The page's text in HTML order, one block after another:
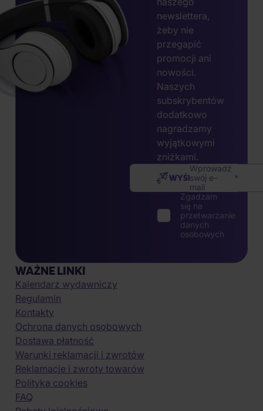
newslettera,
żeby nie
przegapić
promocji ani
nowości.
Naszych
subskrybentów
dodatkowo
nagradzamy
wyjątkowymi
zniżkami.
Wprowadź
swój e-
mail
WYŚLIJ
Zgadzam
się na
przetwarzanie
danych
osobowych
WAŻNE LINKI
Kalendarz wydawniczy
Regulamin
Kontakty
Ochrona danych osobowych
Dostawa płatność
Warunki reklamacji i zwrotów
Reklamacje i zwroty towarów
Polityka cookies
FAQ